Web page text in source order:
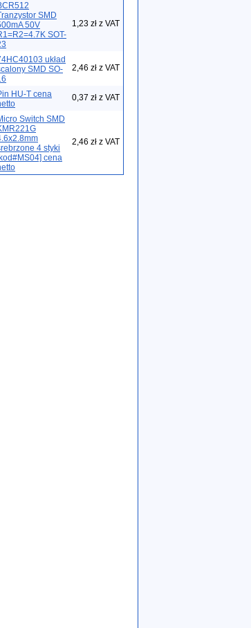
SMD
50V
SOT-
1,23 zł z VAT
układ
SMD SO-
2,46 zł z VAT
HU-T cena
0,37 zł z VAT
Switch SMD
4 styki
cena
2,46 zł z VAT